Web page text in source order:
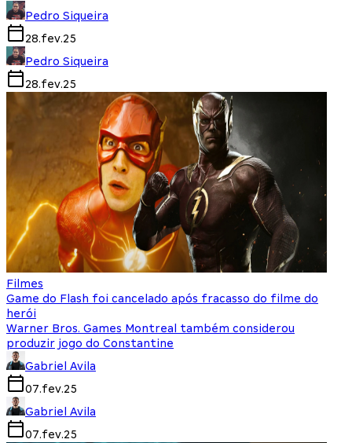
Pedro Siqueira
28.fev.25
Pedro Siqueira
28.fev.25
Filmes
Game do Flash foi cancelado após fracasso do filme do
herói
Warner Bros. Games Montreal também considerou
produzir jogo do Constantine
Gabriel Avila
07.fev.25
Gabriel Avila
07.fev.25